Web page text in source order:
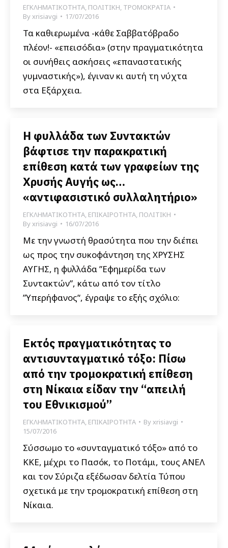
ΕΓΚΛΗΜΑΤΙΚΟΤΗΤΑ, ΠΟΛΙΤΙΚΗ, ΤΡΟΜΟΚΡΑΤΙΑ
Byxrisiavgi 17/07/2016
Τα καθιερωμένα -κάθε Σαββατόβραδο
πλέον!- «επεισόδια» (στην πραγματικότητα
οι συνήθεις ασκήσεις «επαναστατικής
γυμναστικής»), έγιναν κι αυτή τη νύχτα
στα Εξάρχεια.
Η φυλλάδα των Συντακτών
βάφτισε την παρακρατική
επίθεση κατά των γραφείων της
Χρυσής Αυγής ως…
«αντιφασιστικό συλλαλητήριο»
ΕΓΚΛΗΜΑΤΙΚΟΤΗΤΑ, ΕΠΙΚΑΙΡΟΤΗΤΑ, ΠΟΛΙΤΙΚΗ
Byxrisiavgi 16/07/2016
Με την γνωστή θρασύτητα που την διέπει
ως προς την συκοφάντηση της ΧΡΥΣΗΣ
ΑΥΓΗΣ, η φυλλάδα ”Εφημερίδα των
Συντακτών”, κάτω από τον τίτλο
”Υπερήφανος’‘, έγραψε το εξής σχόλιο:
Εκτός πραγματικότητας το
αντισυνταγματικό τόξο: Πίσω
από την τρομοκρατική επίθεση
στη Νίκαια είδαν την “απειλή
του Εθνικισμού”
ΕΓΚΛΗΜΑΤΙΚΟΤΗΤΑ, ΕΠΙΚΑΙΡΟΤΗΤΑ Byxrisiavgi
15/07/2016
Σύσσωμο το «συνταγματικό τόξο» από το
ΚΚΕ, μέχρι το Πασόκ, το Ποτάμι, τους ΑΝΕΛ
και τον Σύριζα εξέδωσαν δελτία Τύπου
σχετικά με την τρομοκρατική επίθεση στη
Νίκαια.